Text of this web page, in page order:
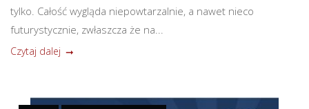
tylko. Całość wygląda niepowtarzalnie, a nawet nieco
futurystycznie, zwłaszcza że na...
Czytaj dalej